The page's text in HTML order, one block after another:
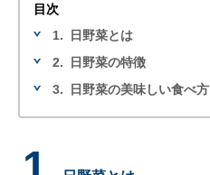
目次
1.
日野菜とは
2.
日野菜の特徴
3.
日野菜の美味しい食べ方